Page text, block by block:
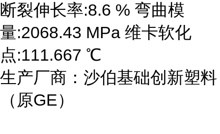
断裂伸长率:8.6 % 弯曲模
量:2068.43 MPa 维卡软化
点:111.667 ℃
生产厂商：沙伯基础创新塑料
（原GE）